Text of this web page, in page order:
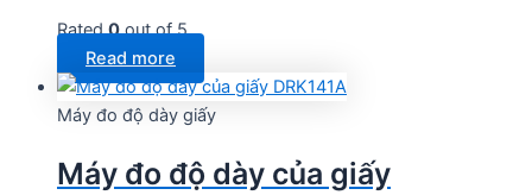
Rated0out of 5
Read more
Máy đo độ dày giấy
Máy đo độ dày của giấy